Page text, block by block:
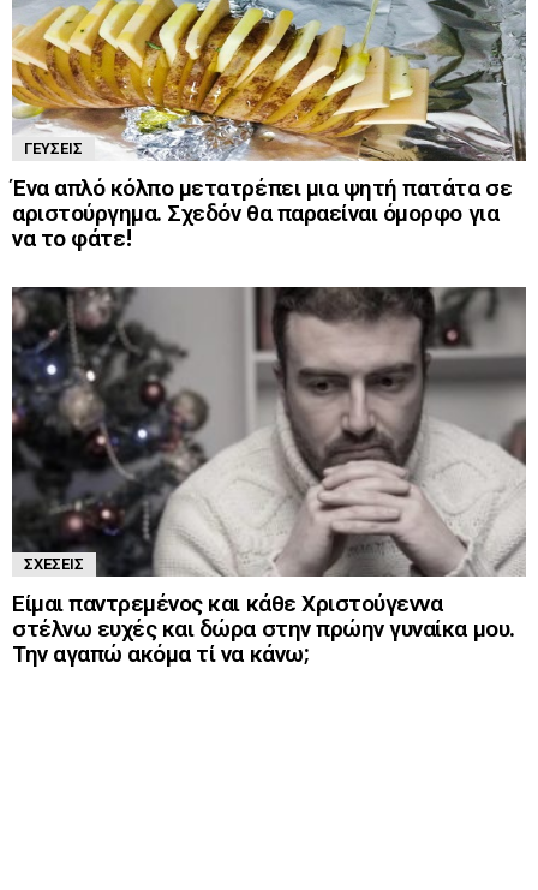
ΓΕΎΣΕΙΣ
Ένα απλό κόλπο μετατρέπει μια ψητή πατάτα σε
αριστούργημα. Σχεδόν θα παραείναι όμορφο για
να το φάτε!
ΣΧΈΣΕΙΣ
Είμαι παντρεμένος και κάθε Χριστούγεννα
στέλνω ευχές και δώρα στην πρώην γυναίκα μου.
Την αγαπώ ακόμα τί να κάνω;